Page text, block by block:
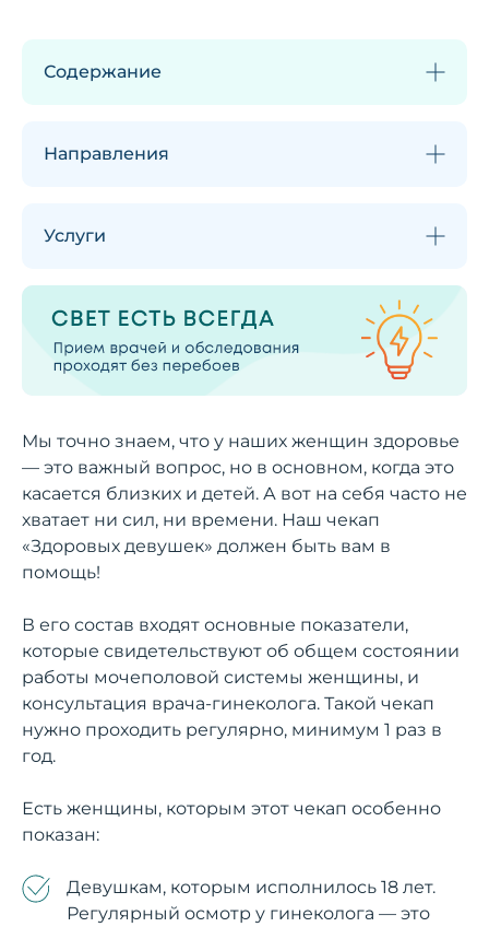
Мы точно знаем, что у наших женщин здоровье
— это важный вопрос, но в основном, когда это
касается близких и детей. А вот на себя часто не
хватает ни сил, ни времени. Наш чекап
«Здоровых девушек» должен быть вам в
помощь!
В его состав входят основные показатели,
которые свидетельствуют об общем состоянии
работы мочеполовой системы женщины, и
консультация врача-гинеколога. Такой чекап
нужно проходить регулярно, минимум 1 раз в
год.
Есть женщины, которым этот чекап особенно
показан:
Девушкам, которым исполнилось 18 лет.
Регулярный осмотр у гинеколога — это
Содержание
Направления
Услуги